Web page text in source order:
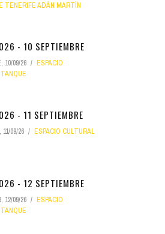
TENERIFE ADÁN MARTÍN
- 10 SEPTIEMBRE
10/09/26
ESPACIO
- 11 SEPTIEMBRE
11/09/26
ESPACIO CULTURAL
- 12 SEPTIEMBRE
12/09/26
ESPACIO